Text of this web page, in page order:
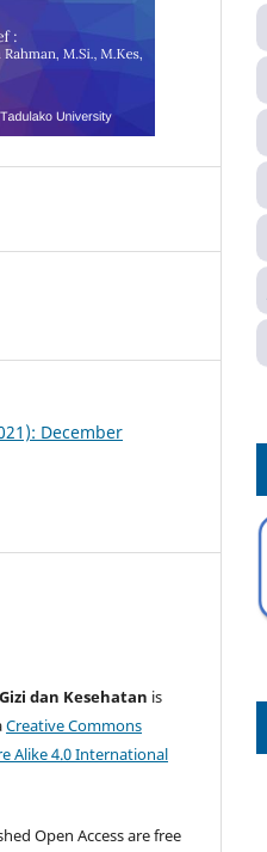
December
dan Kesehatan is
Creative Commons
Alike 4.0 International
Open Access are free